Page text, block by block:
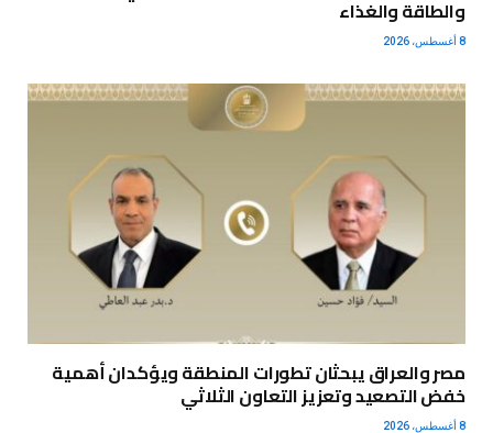
والطاقة والغذاء
8 أغسطس، 2026
مصر والعراق يبحثان تطورات المنطقة ويؤكدان أهمية
خفض التصعيد وتعزيز التعاون الثلاثي
8 أغسطس، 2026